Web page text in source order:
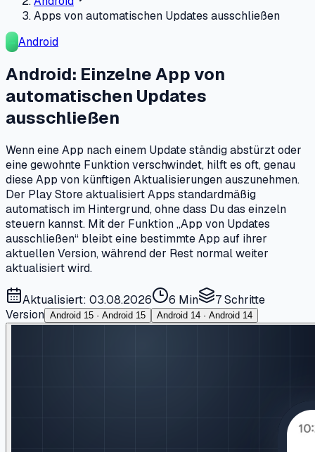
Apps von automatischen Updates ausschließen
Android
Android: Einzelne App von
automatischen Updates
ausschließen
Wenn eine App nach einem Update ständig abstürzt oder
eine gewohnte Funktion verschwindet, hilft es oft, genau
diese App von künftigen Aktualisierungen auszunehmen.
Der Play Store aktualisiert Apps standardmäßig
automatisch im Hintergrund, ohne dass Du das einzeln
steuern kannst. Mit der Funktion „App von Updates
ausschließen“ bleibt eine bestimmte App auf ihrer
aktuellen Version, während der Rest normal weiter
aktualisiert wird.
Aktualisiert: 03.08.2026 6 Min 7Schritte
Version Android 15 · Android 15 Android 14 · Android 14